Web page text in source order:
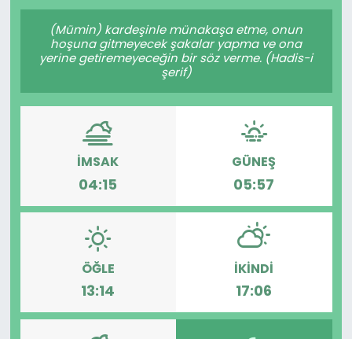
(Mümin) kardeşinle münakaşa etme, onun
hoşuna gitmeyecek şakalar yapma ve ona
yerine getiremeyeceğin bir söz verme. (Hadis-i
şerif)
İMSAK
04:15
GÜNEŞ
05:57
ÖĞLE
13:14
İKINDI
17:06
Gündem
KKTC
KKTC YEREL SEÇİM 2018
Kültür Sanat
Magazin
Nöbetçi Eczaneler
Otomobil Dünyası